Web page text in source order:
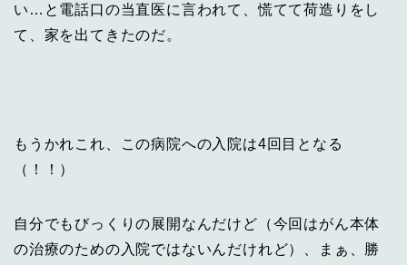
い…と電話口の当直医に言われて、慌てて荷造りをし
て、家を出てきたのだ。
もうかれこれ、この病院への入院は4回目となる
（！！）
自分でもびっくりの展開なんだけど（今回はがん本体
の治療のための入院ではないんだけれど）、まぁ、勝